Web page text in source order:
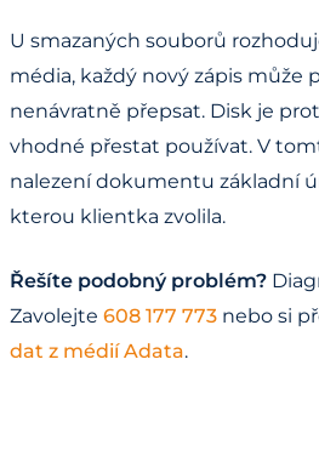
U smazaných souborů
média, každý nový zápis může
nenávratně přepsat. Disk je
vhodné přestat používat. V
nalezení dokumentu základní
kterou klientka zvolila.
Řešíte podobný problém?
Zavolejte 608 177 773 nebo si
dat z médií Adata.